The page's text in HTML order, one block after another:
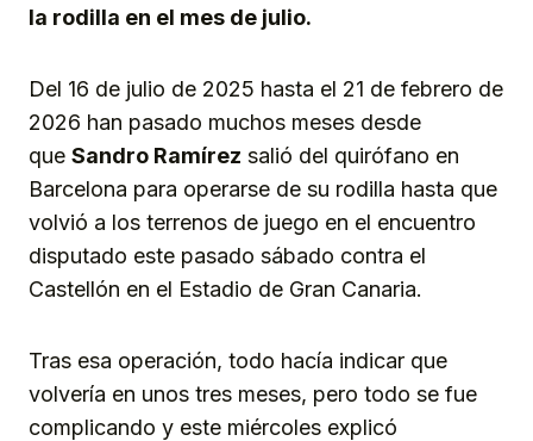
la rodilla en el mes de julio.
Del 16 de julio de 2025 hasta el 21 de febrero de
2026 han pasado muchos meses desde
que Sandro Ramírez salió del quirófano en
Barcelona para operarse de su rodilla hasta que
volvió a los terrenos de juego en el encuentro
disputado este pasado sábado contra el
Castellón en el Estadio de Gran Canaria.
Tras esa operación, todo hacía indicar que
volvería en unos tres meses, pero todo se fue
complicando y este miércoles explicó